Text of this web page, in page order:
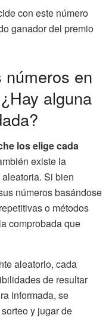
con este número
ganador del premio
números en
alguna
los elige cada
existe la
Si bien
números basándose
o métodos
comprobada que
aleatorio, cada
de resultar
informada, se
y jugar de